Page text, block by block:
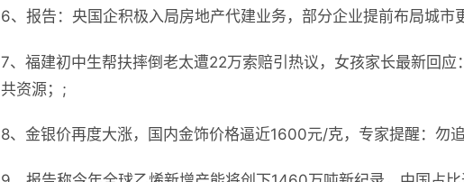
6、报告：央国企积极入局房地产代建业务，部分企业提前布局城市
7、福建初中生帮扶摔倒老太遭22万索赔引热议，女孩家长最新回
共资源；;
8、金银价再度大涨，国内金饰价格逼近1600元/克，专家提醒：勿